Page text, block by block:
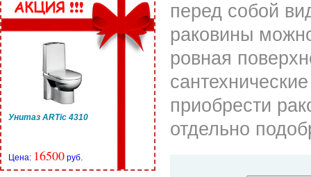
Унитаз ARTic 4310
Цена: 16500 руб.
перед собой
раковины
ровная
приобрести
отдельно